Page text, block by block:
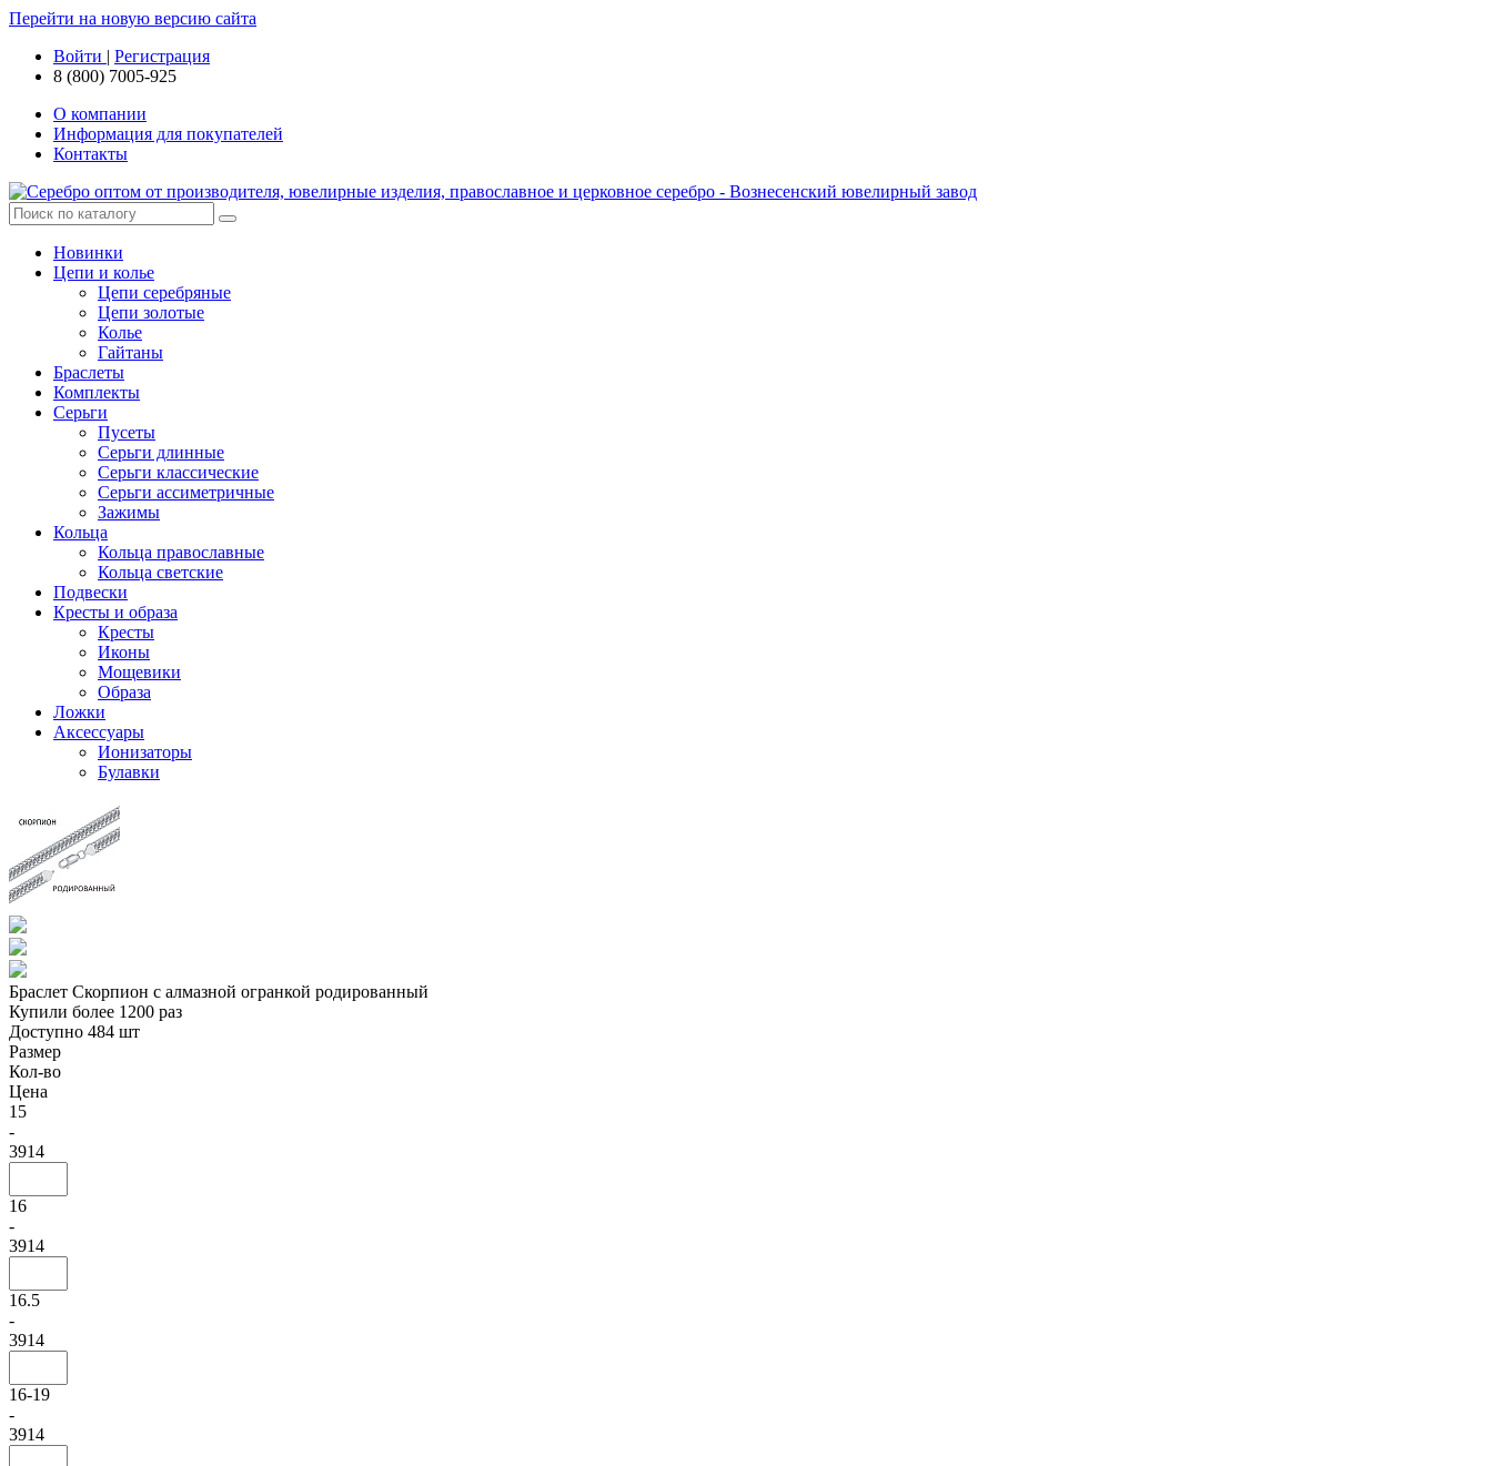
Перейти на новую версию сайта
Войти | Регистрация
8 (800) 7005-925
О компании
Информация для покупателей
Контакты
Новинки
Цепи и колье
Цепи серебряные
Цепи золотые
Колье
Гайтаны
Браслеты
Комплекты
Серьги
Пусеты
Серьги длинные
Серьги классические
Серьги ассиметричные
Зажимы
Кольца
Кольца православные
Кольца светские
Подвески
Кресты и образа
Кресты
Иконы
Мощевики
Образа
Ложки
Аксессуары
Ионизаторы
Булавки
Браслет Скорпион с алмазной огранкой родированный
Купили более 1200 раз
Доступно 484 шт
Размер
Кол-во
Цена
15
-
3914
16
-
3914
16.5
-
3914
16-19
-
3914